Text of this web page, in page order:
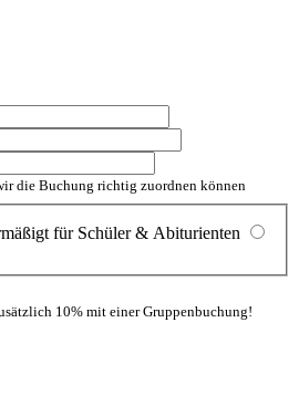
die Buchung richtig zuordnen können
für Schüler & Abiturienten
10% mit einer Gruppenbuchung!